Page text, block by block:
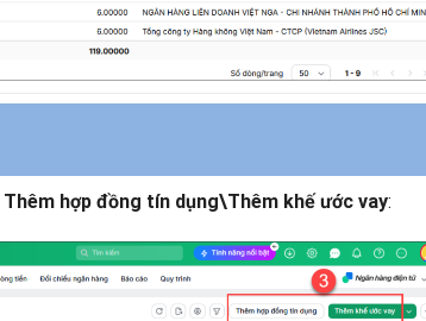
Thêm hợp đồng tín dụng\Thêm khế ước vay: